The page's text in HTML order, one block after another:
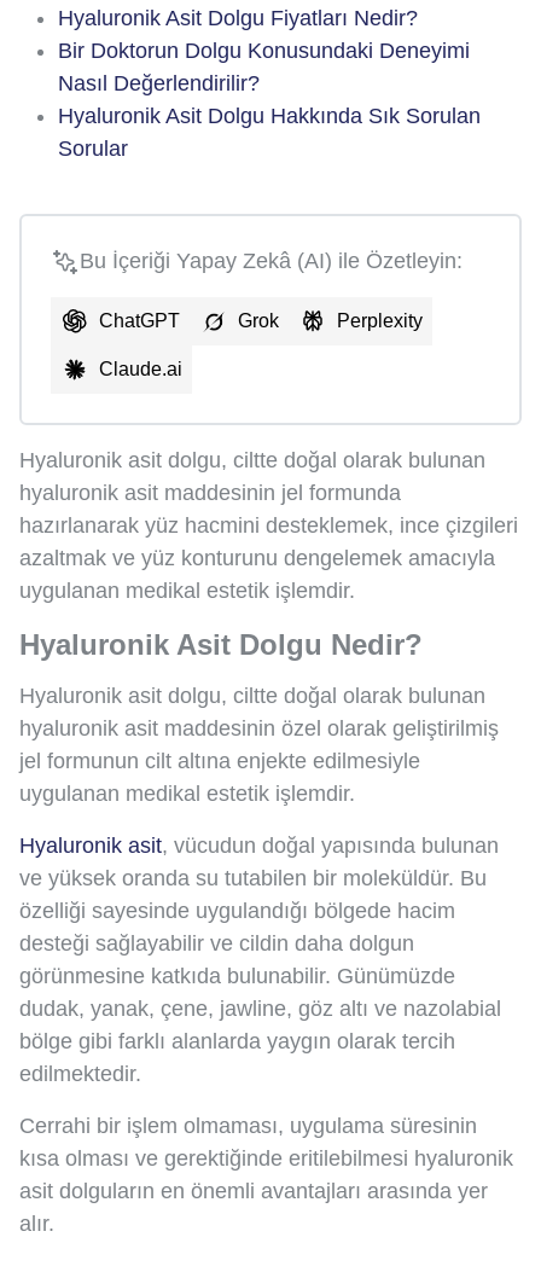
Hyaluronik Asit Dolgu Fiyatları Nedir?
Bir Doktorun Dolgu Konusundaki Deneyimi
Nasıl Değerlendirilir?
Hyaluronik Asit Dolgu Hakkında Sık Sorulan
Sorular
Bu İçeriği Yapay Zekâ (AI) ile Özetleyin:
ChatGPT Grok Perplexity
Claude.ai
Hyaluronik asit dolgu, ciltte doğal olarak bulunan
hyaluronik asit maddesinin jel formunda
hazırlanarak yüz hacmini desteklemek, ince çizgileri
azaltmak ve yüz konturunu dengelemek amacıyla
uygulanan medikal estetik işlemdir.
Hyaluronik Asit Dolgu Nedir?
Hyaluronik asit dolgu, ciltte doğal olarak bulunan
hyaluronik asit maddesinin özel olarak geliştirilmiş
jel formunun cilt altına enjekte edilmesiyle
uygulanan medikal estetik işlemdir.
Hyaluronik asit, vücudun doğal yapısında bulunan
ve yüksek oranda su tutabilen bir moleküldür. Bu
özelliği sayesinde uygulandığı bölgede hacim
desteği sağlayabilir ve cildin daha dolgun
görünmesine katkıda bulunabilir. Günümüzde
dudak, yanak, çene, jawline, göz altı ve nazolabial
bölge gibi farklı alanlarda yaygın olarak tercih
edilmektedir.
Cerrahi bir işlem olmaması, uygulama süresinin
kısa olması ve gerektiğinde eritilebilmesi hyaluronik
asit dolguların en önemli avantajları arasında yer
alır.